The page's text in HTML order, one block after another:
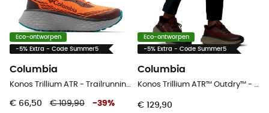
Eco-ontworpen
-5% Extra - Code Summer5
Columbia
€ 66,50 € 109,90 -39%
Eco-ontworpen
-5% Extra - Code Summer5
Columbia
€ 129,90